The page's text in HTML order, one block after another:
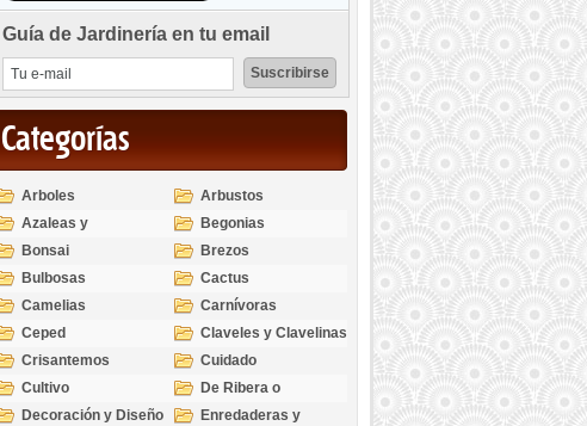
Guía de Jardinería en tu email
Categorías
Arboles
Arbustos
Azaleas y
Rododendros
Begonias
Bonsai
Brezos
Bulbosas
Cactus
Camelias
Carnívoras
Ceped
Claveles y Clavelinas
Crisantemos
Cuidado
Cultivo
De Ribera o
Palustres
Decoración y Diseño
Enredaderas y